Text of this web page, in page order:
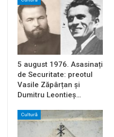
5 august 1976. Asasinați
de Securitate: preotul
Vasile Zăpârțan și
Dumitru Leontieș…
Cultură